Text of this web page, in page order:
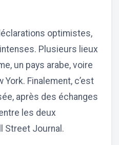
optimistes,
Plusieurs lieux
un pays arabe, voire
York. Finalement, c’est
après des échanges
les deux
Street Journal.